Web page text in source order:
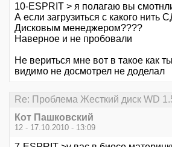
10-ESPRIT > я полагаю вы
А если загрузиться с какого нить
Дисковым менеджером????
Наверное и не пробовали
Не вериться мне вот в такое как
видимо не досмотрел не доделал
Re: Проблема Жесткий диск WD
Кот Пашковский
12 - 17.10.2010 - 13:09